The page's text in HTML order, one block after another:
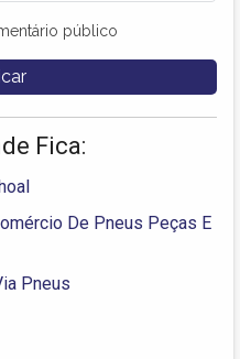
público
Fica:
De Pneus Peças E
Pneus